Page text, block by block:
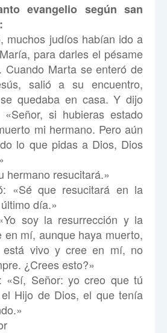
evangelio según san
muchos judíos habían ido a
para darles el pésame
Cuando Marta se enteró de
salió a su encuentro,
quedaba en casa. Y dijo
si hubieras estado
mi hermano. Pero aún
lo que pidas a Dios, Dios
hermano resucitará.»
«Sé que resucitará en la
día.»
soy la resurrección y la
en mí, aunque haya muerto,
vivo y cree en mí, no
¿Crees esto?»
«Sí, Señor: yo creo que tú
Hijo de Dios, el que tenía